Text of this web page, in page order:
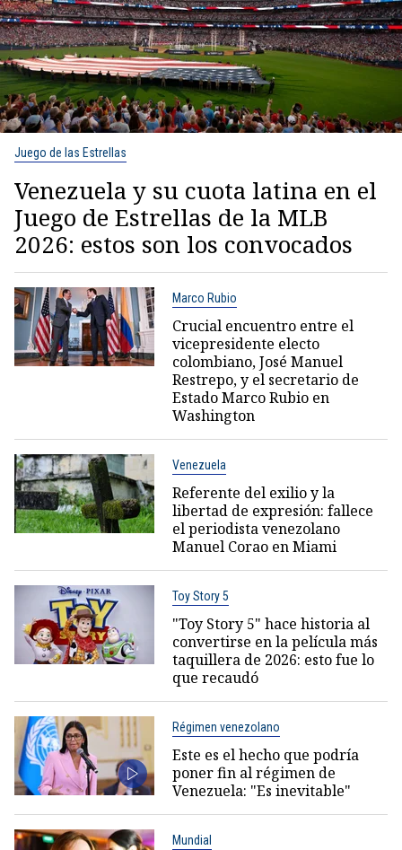
Juego de las Estrellas
Venezuela y su cuota latina en el
Juego de Estrellas de la MLB
2026: estos son los convocados
Marco Rubio
Crucial encuentro entre el
vicepresidente electo
colombiano, José Manuel
Restrepo, y el secretario de
Estado Marco Rubio en
Washington
Venezuela
Referente del exilio y la
libertad de expresión: fallece
el periodista venezolano
Manuel Corao en Miami
Toy Story 5
"Toy Story 5" hace historia al
convertirse en la película más
taquillera de 2026: esto fue lo
que recaudó
Régimen venezolano
Este es el hecho que podría
poner fin al régimen de
Venezuela: "Es inevitable"
Mundial